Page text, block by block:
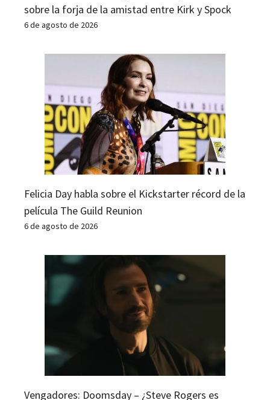
sobre la forja de la amistad entre Kirk y Spock
6 de agosto de 2026
Felicia Day habla sobre el Kickstarter récord de la
película The Guild Reunion
6 de agosto de 2026
Vengadores: Doomsday – ¿Steve Rogers es